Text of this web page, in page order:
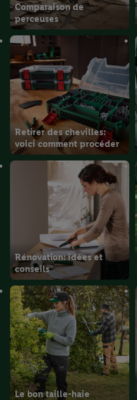
Comparaison de
perceuses
Retirer des chevilles:
voici comment procéder
Rénovation: idées et
conseils
Le bon taille-haie